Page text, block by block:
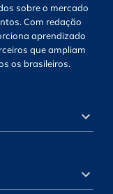
sobre o mercado
Com redação
aprendizado
que ampliam
os brasileiros.